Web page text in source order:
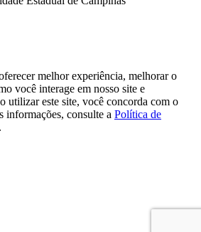
melhor experiência, melhorar o
você interage em nosso site e
utilizar este site, você concorda com o
informações, consulte a Política de
.